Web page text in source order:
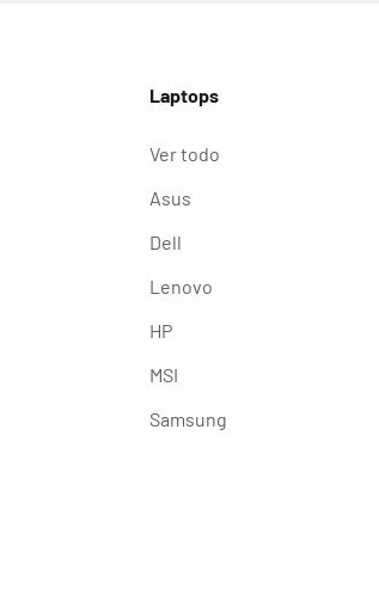
Laptops
Ver todo
Asus
Dell
Lenovo
HP
MSI
Samsung